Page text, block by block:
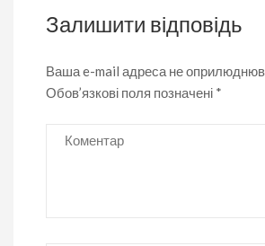
Залишити відповідь
Ваша e-mail адреса не
Обов’язкові поля позначені *
Коментар